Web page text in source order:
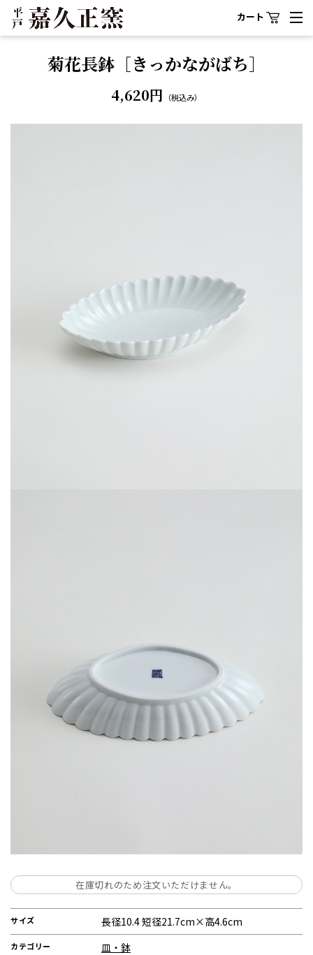
カート
菊花長鉢［きっかながばち］
4,620円 （税込み）
在庫切れのため注文いただけません。
サイズ 長径10.4 短径21.7cm×高4.6cm
カテゴリー 皿・鉢